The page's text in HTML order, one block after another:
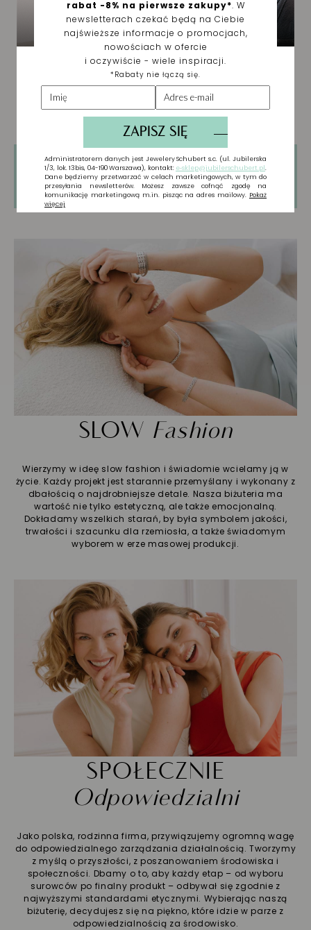
Tylko zarejestrowani użytkownicy mogą
pisać Recenzje. ProszęZaloguj sięlub Załóż
konto
SLOW Fashion
Wierzymy w ideę slow fashion i świadomie wcielamy ją w
życie. Każdy projekt jest starannie przemyślany i wykonany z
dbałością o najdrobniejsze detale. Nasza biżuteria ma
wartość nie tylko estetyczną, ale także emocjonalną.
Dokładamy wszelkich starań, by była symbolem jakości,
trwałości i szacunku dla rzemiosła, a także świadomym
wyborem w erze masowej produkcji.
SPOŁECZNIE
Odpowiedzialni
Jako polska, rodzinna firma, przywiązujemy ogromną wagę
do odpowiedzialnego zarządzania działalnością. Tworzymy
z myślą o przyszłości, z poszanowaniem środowiska i
społeczności. Dbamy o to, aby każdy etap – od wyboru
surowców po finalny produkt – odbywał się zgodnie z
najwyższymi standardami etycznymi. Wybierając naszą
biżuterię, decydujesz się na piękno, które idzie w parze z
odpowiedzialnością za środowisko.